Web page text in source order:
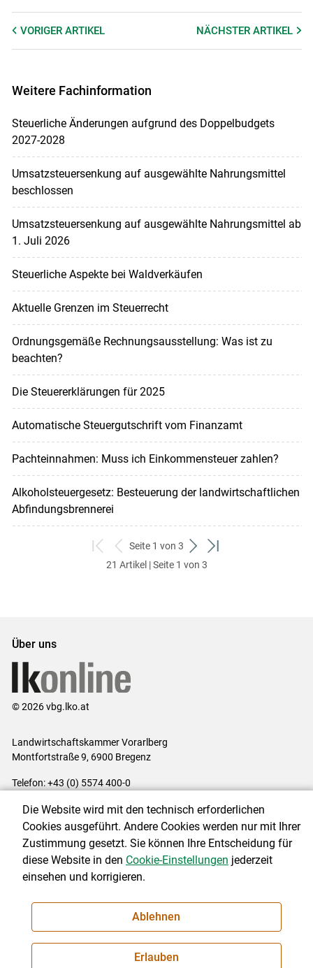
VORIGER ARTIKEL NÄCHSTERARTIKEL
Weitere Fachinformation
Steuerliche Änderungen aufgrund des Doppelbudgets
2027-2028
Umsatzsteuersenkung auf ausgewählte Nahrungsmittel
beschlossen
Umsatzsteuersenkung auf ausgewählte Nahrungsmittel ab
1. Juli 2026
Steuerliche Aspekte bei Waldverkäufen
Aktuelle Grenzen im Steuerrecht
Ordnungsgemäße Rechnungsausstellung: Was ist zu
beachten?
Die Steuererklärungen für 2025
Automatische Steuergutschrift vom Finanzamt
Pachteinnahmen: Muss ich Einkommensteuer zahlen?
Alkoholsteuergesetz: Besteuerung der landwirtschaftlichen
Abfindungsbrennerei
zum
ersten
zurück
zum
Seite 1 von 3
weiter
zum
zum
21 Artikel | Seite 1 von 3
Über uns
© 2026 vbg.lko.at
Landwirtschaftskammer Vorarlberg
Montfortstraße 9, 6900 Bregenz
Telefon: +43 (0) 5574 400-0
Impressum|Kontakt|Datenschutzerklärung|Barrierefreiheit|
Cookie-Einstellungen
NEWSLETTER
Die Website wird mit den technisch erforderlichen
Cookies ausgeführt. Andere Cookies werden nur mit Ihrer
Zustimmung gesetzt. Sie können Ihre Entscheidung für
diese Website in den Cookie-Einstellungen jederzeit
einsehen und korrigieren.
Ablehnen
Erlauben